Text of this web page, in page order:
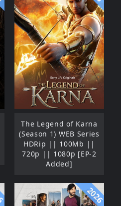
The Legend of Karna
(Season 1) WEB Series
HDRip || 100Mb ||
720p || 1080p [EP-2
Added]
2026